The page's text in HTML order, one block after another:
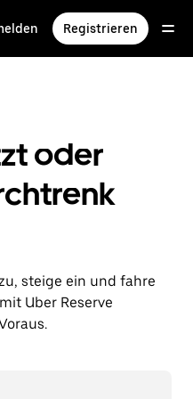
Registrieren
oder
steige ein und fahre
Uber Reserve